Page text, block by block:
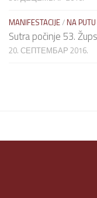
MANIFESTACIJE/ NA
Sutra počinje 53.
20. СЕПТЕМБАР 2016.